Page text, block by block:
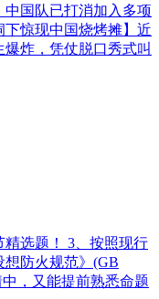
国队已打消加入多项
惊现中国烧烤摊】近
炸，凭仗脱口秀式叫
选题！ 3、按照现行
想防火规范》(GB
，又能提前熟悉命题